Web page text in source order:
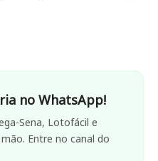
no WhatsApp!
Sena, Lotofácil e
Entre no canal do